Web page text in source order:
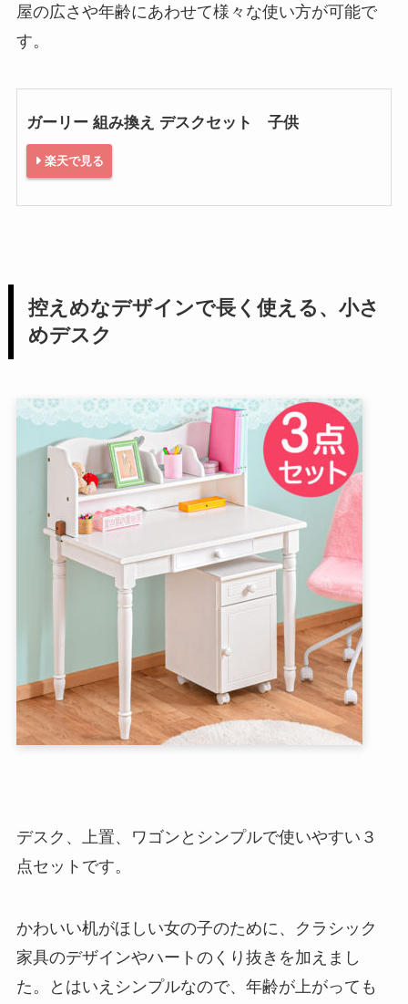
屋の広さや年齢にあわせて様々な使い方が可能で
す。
ガーリー 組み換え デスクセット 子供
楽天で見る
控えめなデザインで長く使える、小さ
めデスク
デスク、上置、ワゴンとシンプルで使いやすい３
点セットです。
かわいい机がほしい女の子のために、クラシック
家具のデザインやハートのくり抜きを加えまし
た。とはいえシンプルなので、年齢が上がっても